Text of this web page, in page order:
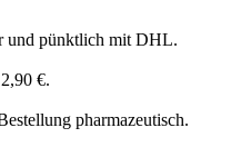
und pünktlich mit DHL.
2,90 €.
pharmazeutisch.